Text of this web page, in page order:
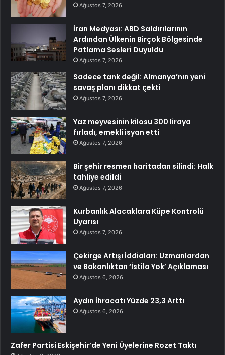
Ağustos 7, 2026
İran Medyası: ABD Saldırılarının
Ardından Ülkenin Birçok Bölgesinde
Patlama Sesleri Duyuldu
Ağustos 7, 2026
Sadece tank değil: Almanya’nın yeni
savaş planı dikkat çekti
Ağustos 7, 2026
Yaz meyvesinin kilosu 300 liraya
fırladı, emekli isyan etti
Ağustos 7, 2026
Bir şehir resmen haritadan silindi: Halk
tahliye edildi
Ağustos 7, 2026
Kurbanlık Alacaklara Küpe Kontrolü
Uyarısı
Ağustos 7, 2026
Çekirge Artışı İddiaları: Uzmanlardan
ve Bakanlıktan ‘İstila Yok’ Açıklaması
Ağustos 6, 2026
Aydın İhracatı Yüzde 23,3 Arttı
Ağustos 6, 2026
Zafer Partisi Eskişehir’de Yeni Üyelerine Rozet Taktı